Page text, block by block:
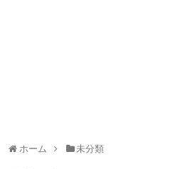
ホーム 未分類